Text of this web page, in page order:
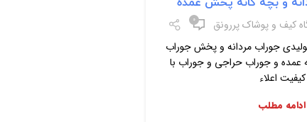
کیف و پوشاک پررونق ۰
جوراب مردانه و پخش جوراب
عمده و جوراب حراجی و جوراب با
کیفیت اعلاء
ادامه مطلب